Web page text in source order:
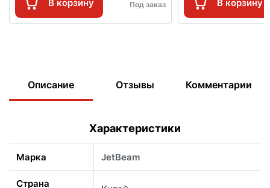
В корзину Под заказ В корзину
Описание Отзывы Комментарии
Характеристики
Марка JetBeam
Страна